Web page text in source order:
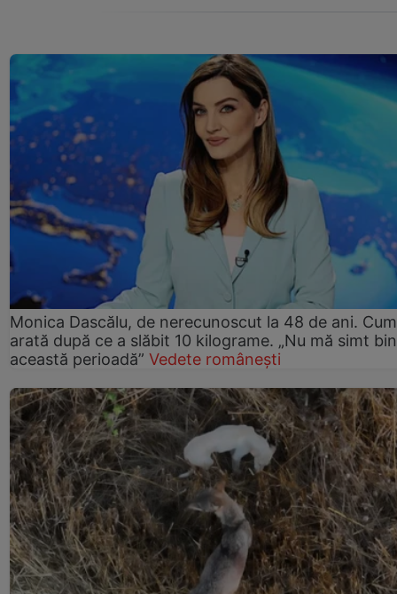
Monica Dascălu, de nerecunoscut la 48 de ani. Cum
arată după ce a slăbit 10 kilograme. „Nu mă simt
această perioadă” Vedete românești